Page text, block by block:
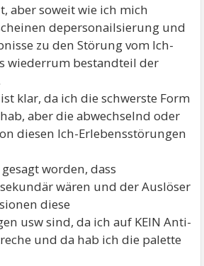
aber soweit wie ich mich
depersonailsierung und
zu den Störung vom Ich-
wiederrum bestandteil der
klar, da ich die schwerste Form
aber die abwechselnd oder
diesen Ich-Erlebensstörungen
worden, dass
wären und der Auslöser
diese
usw sind, da ich auf KEIN Anti-
und da hab ich die palette